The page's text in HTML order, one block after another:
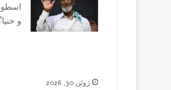
و
ژوئن 30, 2026